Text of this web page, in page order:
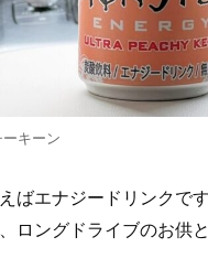
キーン
ばエナジードリンクで
ロングドライブのお供